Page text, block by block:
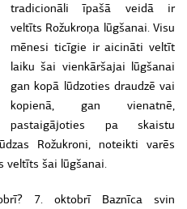
tradicionāli īpašā veidā ir
veltīts Rožukroņa lūgšanai. Visu
mēnesi ticīgie ir aicināti veltīt
laiku šai vienkāršajai lūgšanai
gan kopā lūdzoties draudzē vai
kopienā, gan vienatnē,
pastaigājoties pa skaistu
Rožukroni, noteikti varēs
veltīts šai lūgšanai.
7. oktobrī Baznīca svin